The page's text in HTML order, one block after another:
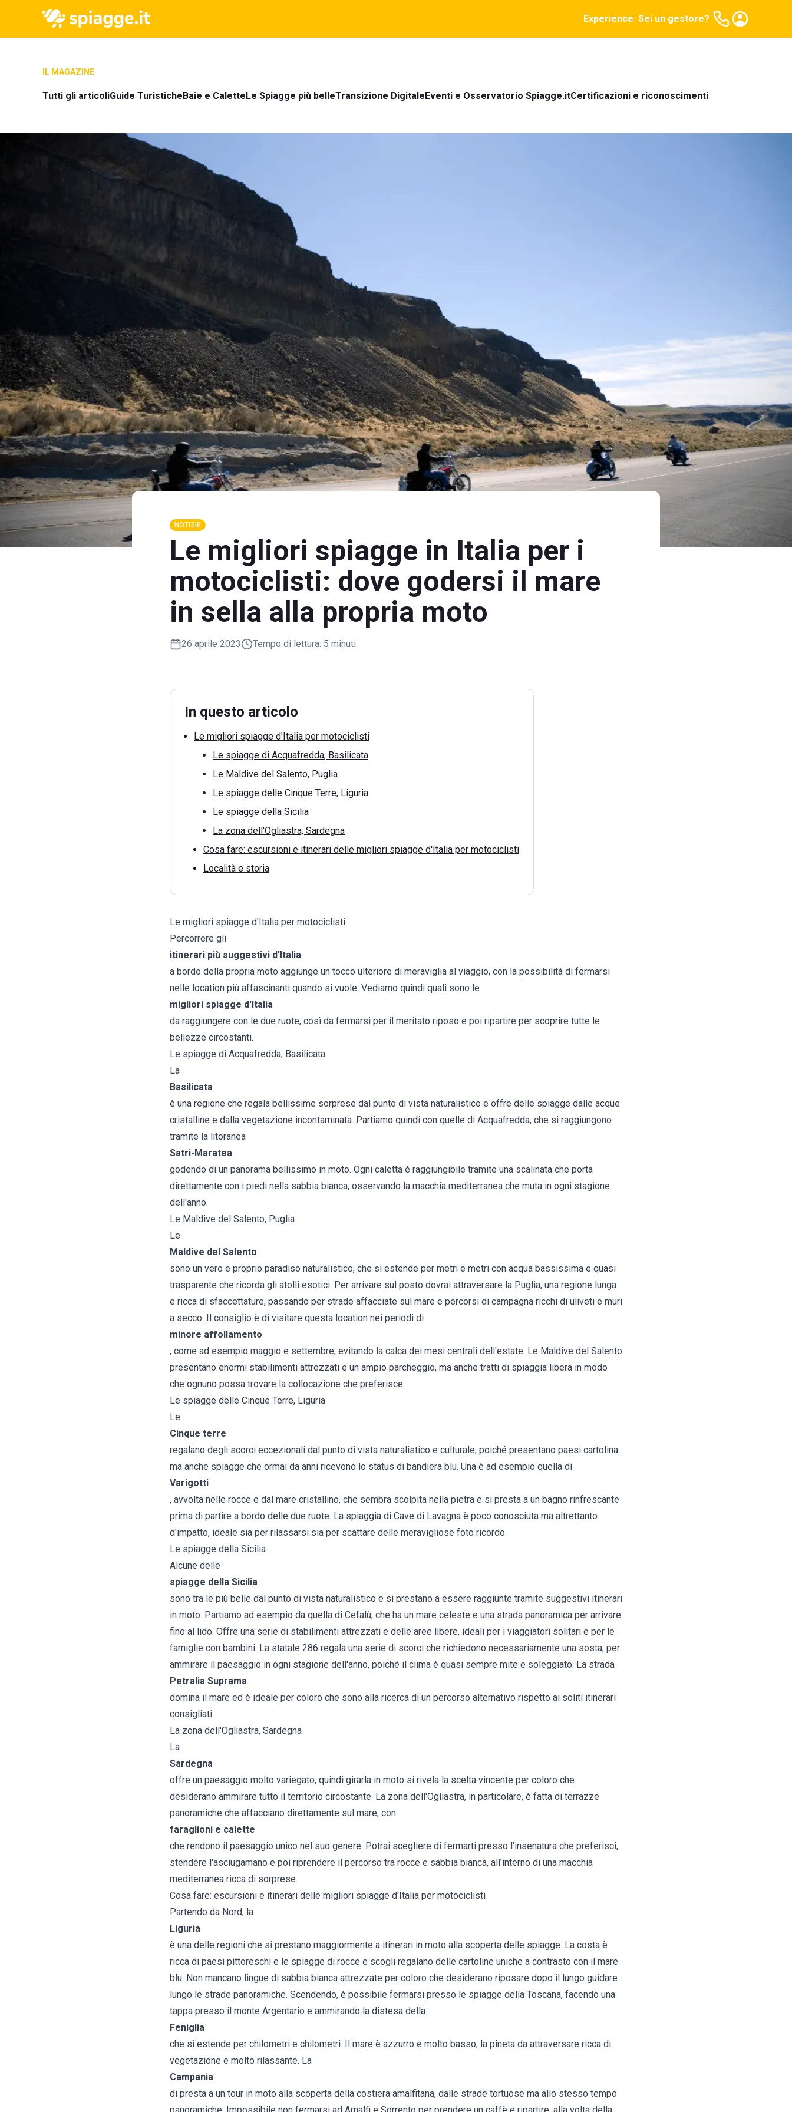
Experience Sei un gestore?
IL MAGAZINE
Tutti gli articoliGuide TuristicheBaie e CaletteLe Spiagge più belleTransizione DigitaleEventi e Osservatorio Spiagge.itCertificazioni e riconoscimenti
NOTIZIE
Le migliori spiagge in Italia per i
motociclisti: dove godersi il mare
in sella alla propria moto
26 aprile 2023 Tempo di lettura: 5 minuti
In questo articolo
Le migliori spiagge d'Italia per motociclisti
Le spiagge di Acquafredda, Basilicata
Le Maldive del Salento, Puglia
Le spiagge delle Cinque Terre, Liguria
Le spiagge della Sicilia
La zona dell'Ogliastra, Sardegna
Cosa fare: escursioni e itinerari delle migliori spiagge d'Italia per motociclisti
Località e storia
Le migliori spiagge d'Italia per motociclisti
Percorrere gli
itinerari più suggestivi d'Italia
a bordo della propria moto aggiunge un tocco ulteriore di meraviglia al viaggio, con la possibilità di fermarsi
nelle location più affascinanti quando si vuole. Vediamo quindi quali sono le
migliori spiagge d'Italia
da raggiungere con le due ruote, così da fermarsi per il meritato riposo e poi ripartire per scoprire tutte le
bellezze circostanti.
Le spiagge di Acquafredda, Basilicata
La
Basilicata
è una regione che regala bellissime sorprese dal punto di vista naturalistico e offre delle spiagge dalle acque
cristalline e dalla vegetazione incontaminata. Partiamo quindi con quelle di Acquafredda, che si raggiungono
tramite la litoranea
Satri-Maratea
godendo di un panorama bellissimo in moto. Ogni caletta è raggiungibile tramite una scalinata che porta
direttamente con i piedi nella sabbia bianca, osservando la macchia mediterranea che muta in ogni stagione
dell'anno.
Le Maldive del Salento, Puglia
Le
Maldive del Salento
sono un vero e proprio paradiso naturalistico, che si estende per metri e metri con acqua bassissima e quasi
trasparente che ricorda gli atolli esotici. Per arrivare sul posto dovrai attraversare la Puglia, una regione lunga
e ricca di sfaccettature, passando per strade affacciate sul mare e percorsi di campagna ricchi di uliveti e muri
a secco. Il consiglio è di visitare questa location nei periodi di
minore affollamento
, come ad esempio maggio e settembre, evitando la calca dei mesi centrali dell'estate. Le Maldive del Salento
presentano enormi stabilimenti attrezzati e un ampio parcheggio, ma anche tratti di spiaggia libera in modo
che ognuno possa trovare la collocazione che preferisce.
Le spiagge delle Cinque Terre, Liguria
Le
Cinque terre
regalano degli scorci eccezionali dal punto di vista naturalistico e culturale, poiché presentano paesi cartolina
ma anche spiagge che ormai da anni ricevono lo status di bandiera blu. Una è ad esempio quella di
Varigotti
, avvolta nelle rocce e dal mare cristallino, che sembra scolpita nella pietra e si presta a un bagno rinfrescante
prima di partire a bordo delle due ruote. La spiaggia di Cave di Lavagna è poco conosciuta ma altrettanto
d'impatto, ideale sia per rilassarsi sia per scattare delle meravigliose foto ricordo.
Le spiagge della Sicilia
Alcune delle
spiagge della Sicilia
sono tra le più belle dal punto di vista naturalistico e si prestano a essere raggiunte tramite suggestivi itinerari
in moto. Partiamo ad esempio da quella di Cefalù, che ha un mare celeste e una strada panoramica per arrivare
fino al lido. Offre una serie di stabilimenti attrezzati e delle aree libere, ideali per i viaggiatori solitari e per le
famiglie con bambini. La statale 286 regala una serie di scorci che richiedono necessariamente una sosta, per
ammirare il paesaggio in ogni stagione dell'anno, poiché il clima è quasi sempre mite e soleggiato. La strada
Petralia Suprama
domina il mare ed è ideale per coloro che sono alla ricerca di un percorso alternativo rispetto ai soliti itinerari
consigliati.
La zona dell'Ogliastra, Sardegna
La
Sardegna
offre un paesaggio molto variegato, quindi girarla in moto si rivela la scelta vincente per coloro che
desiderano ammirare tutto il territorio circostante. La zona dell'Ogliastra, in particolare, è fatta di terrazze
panoramiche che affacciano direttamente sul mare, con
faraglioni e calette
che rendono il paesaggio unico nel suo genere. Potrai scegliere di fermarti presso l'insenatura che preferisci,
stendere l'asciugamano e poi riprendere il percorso tra rocce e sabbia bianca, all'interno di una macchia
mediterranea ricca di sorprese.
Cosa fare: escursioni e itinerari delle migliori spiagge d'Italia per motociclisti
Partendo da Nord, la
Liguria
è una delle regioni che si prestano maggiormente a itinerari in moto alla scoperta delle spiagge. La costa è
ricca di paesi pittoreschi e le spiagge di rocce e scogli regalano delle cartoline uniche a contrasto con il mare
blu. Non mancano lingue di sabbia bianca attrezzate per coloro che desiderano riposare dopo il lungo guidare
lungo le strade panoramiche. Scendendo, è possibile fermarsi presso le spiagge della Toscana, facendo una
tappa presso il monte Argentario e ammirando la distesa della
Feniglia
che si estende per chilometri e chilometri. Il mare è azzurro e molto basso, la pineta da attraversare ricca di
vegetazione e molto rilassante. La
Campania
di presta a un tour in moto alla scoperta della costiera amalfitana, dalle strade tortuose ma allo stesso tempo